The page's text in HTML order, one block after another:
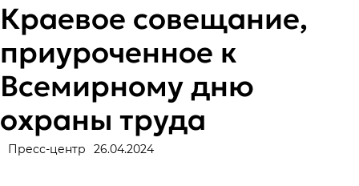
Краевое совещание,
приуроченное к
Всемирному дню
охраны труда
Пресс-центр 26.04.2024